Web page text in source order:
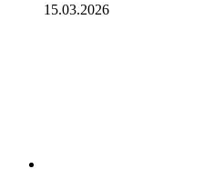
15.03.2026